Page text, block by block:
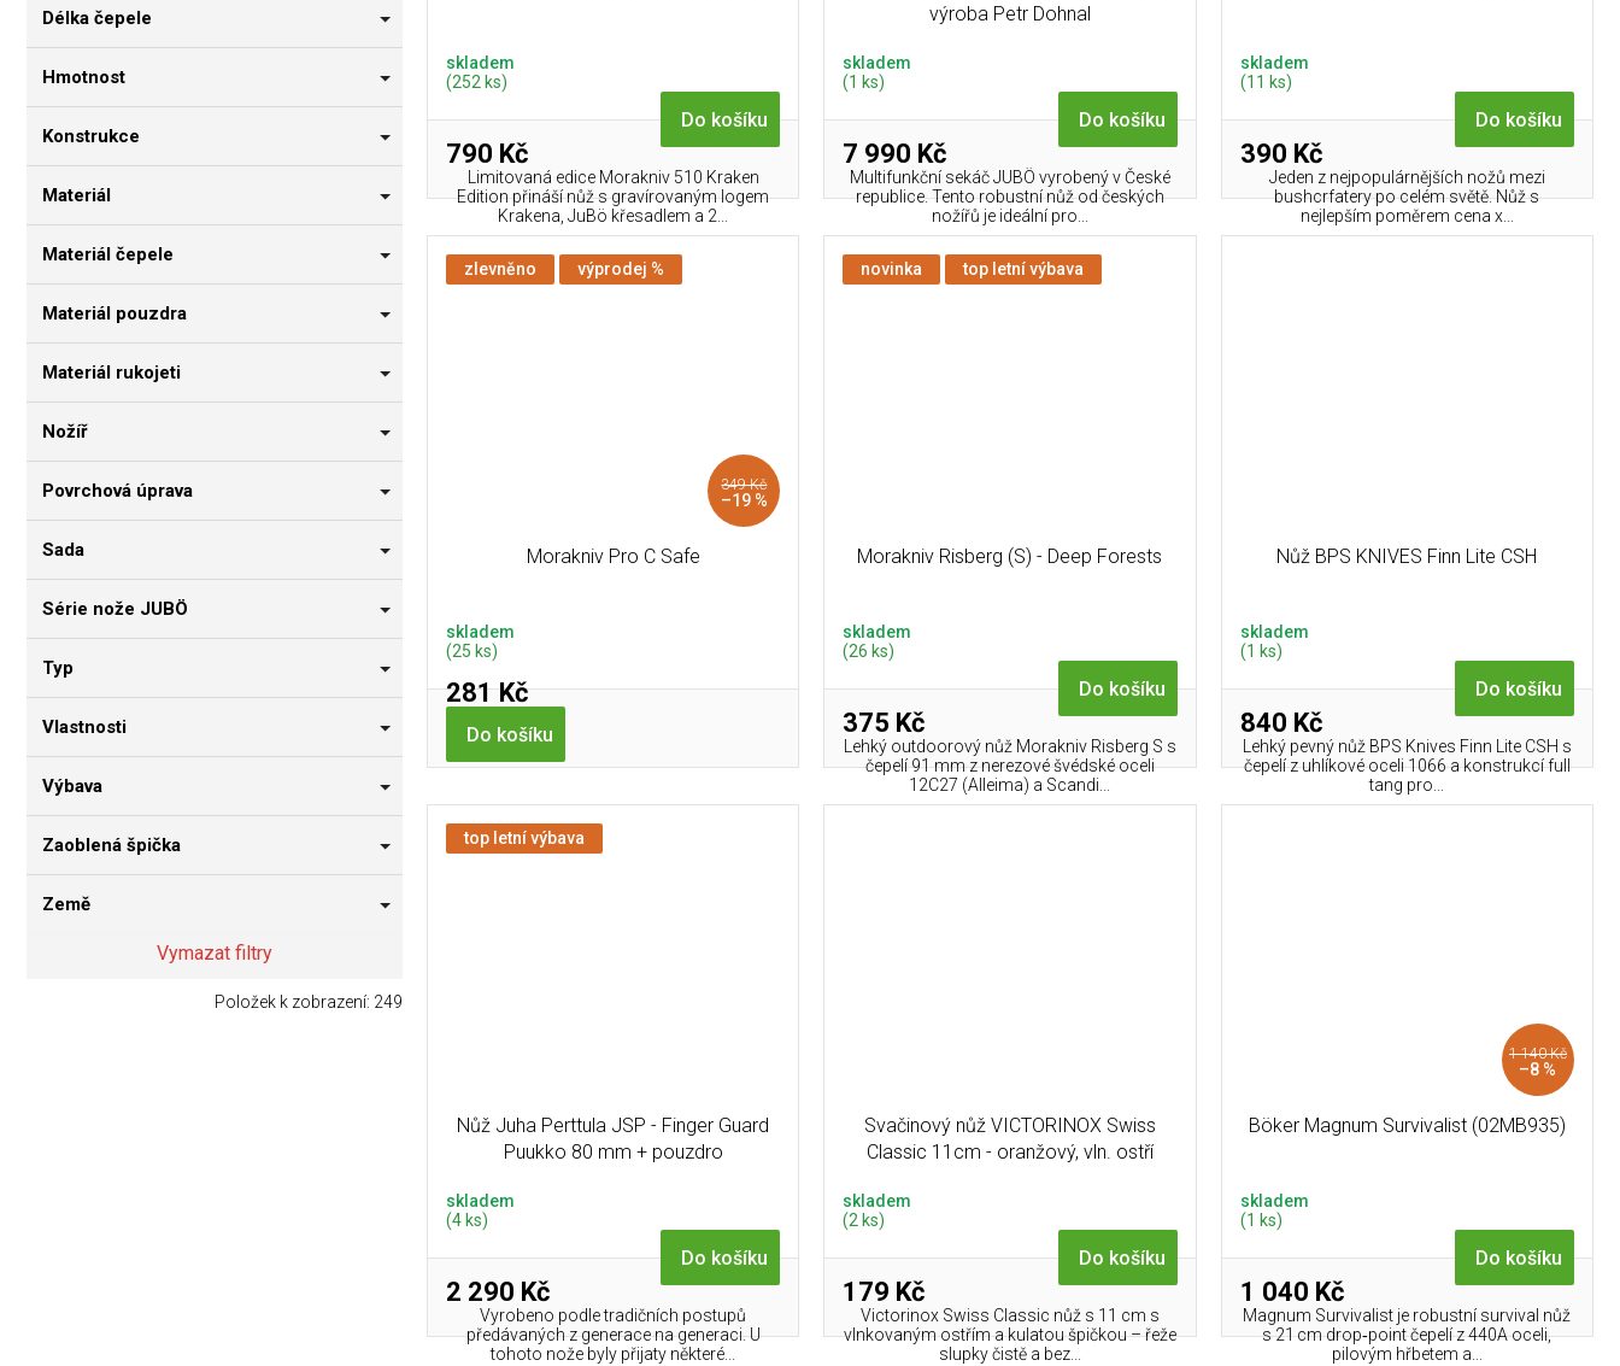
Délka čepele
Hmotnost
Konstrukce
Materiál
Materiál čepele
Materiál pouzdra
Materiál rukojeti
Nožíř
Povrchová úprava
Sada
Série nože JUBÖ
Typ
Vlastnosti
Výbava
Zaoblená špička
Země
Vymazat filtry
Položek k zobrazení: 249
skladem
(252 ks)
790 Kč
Do košíku
Limitovaná edice Morakniv 510 Kraken
Edition přináší nůž s gravírovaným logem
Krakena, JuBö křesadlem a 2...
výroba Petr Dohnal
skladem
(1 ks)
7 990 Kč
Do košíku
Multifunkční sekáč JUBÖ vyrobený v České
republice. Tento robustní nůž od českých
nožířů je ideální pro...
skladem
(11 ks)
390 Kč
Do košíku
Jeden z nejpopulárnějších nožů mezi
bushcrfatery po celém světě. Nůž s
nejlepším poměrem cena x...
zlevněno výprodej %
349 Kč
–19 %
Morakniv Pro C Safe
skladem
(25 ks)
281 Kč
Do košíku
novinka top letní výbava
Morakniv Risberg (S) - Deep Forests
skladem
(26 ks)
375 Kč
Do košíku
Lehký outdoorový nůž Morakniv Risberg S s
čepelí 91 mm z nerezové švédské oceli
12C27 (Alleima) a Scandi...
Nůž BPS KNIVES Finn Lite CSH
skladem
(1 ks)
840 Kč
Do košíku
Lehký pevný nůž BPS Knives Finn Lite CSH s
čepelí z uhlíkové oceli 1066 a konstrukcí full
tang pro...
top letní výbava
Nůž Juha Perttula JSP - Finger Guard
Puukko 80 mm + pouzdro
skladem
(4 ks)
2 290 Kč
Do košíku
Vyrobeno podle tradičních postupů
předávaných z generace na generaci. U
tohoto nože byly přijaty některé...
Svačinový nůž VICTORINOX Swiss
Classic 11cm - oranžový, vln. ostří
skladem
(2 ks)
179 Kč
Do košíku
Victorinox Swiss Classic nůž s 11 cm s
vlnkovaným ostřím a kulatou špičkou – řeže
slupky čistě a bez...
1 140 Kč
–8 %
Böker Magnum Survivalist (02MB935)
skladem
(1 ks)
1 040 Kč
Do košíku
Magnum Survivalist je robustní survival nůž
s 21 cm drop‑point čepelí z 440A oceli,
pilovým hřbetem a...